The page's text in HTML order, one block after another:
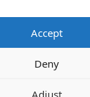
--Resource
Accept
Deny
Adjust